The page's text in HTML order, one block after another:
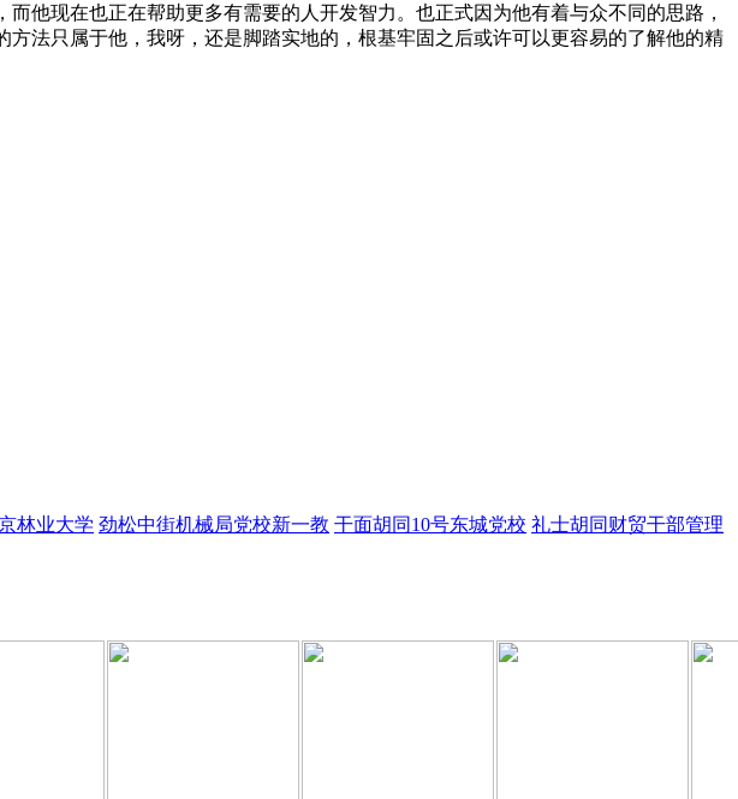
他现在也正在帮助更多有需要的人开发智力。也正式因为他有着与众不同的思路，
法只属于他，我呀，还是脚踏实地的，根基牢固之后或许可以更容易的了解他的精
林业大学 劲松中街机械局党校新一教 干面胡同10号东城党校 礼士胡同财贸干部管理